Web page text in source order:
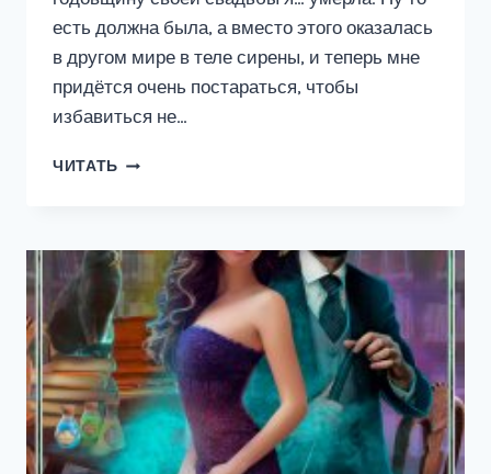
есть должна была, а вместо этого оказалась
в другом мире в теле сирены, и теперь мне
придётся очень постараться, чтобы
избавиться не…
ЧИТАТЬ КОРОЛЬ